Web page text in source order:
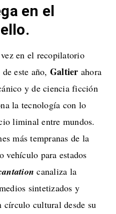
en el
en el recopilatorio
este año, Galtier ahora
y de ciencia ficción
la tecnología con lo
liminal entre mundos.
más tempranas de la
vehículo para estados
canaliza la
sintetizados y
círculo cultural desde su